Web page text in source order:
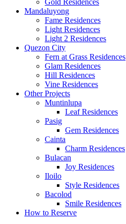
Gold Residences
Mandaluyong
Fame Residences
Light Residences
Light 2 Residences
Quezon City
Fern at Grass Residences
Glam Residences
Hill Residences
Vine Residences
Other Projects
Muntinlupa
Leaf Residences
Pasig
Gem Residences
Cainta
Charm Residences
Bulacan
Joy Residences
Iloilo
Style Residences
Bacolod
Smile Residences
How to Reserve